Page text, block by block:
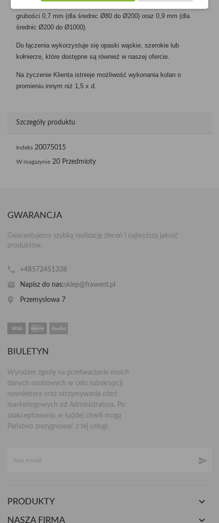
grubości 0,7 mm (dla średnic Ø80 do Ø200) oraz 0,9 mm (dla
średnic Ø200 do Ø1000).
Do łączenia wykorzystuje się opaski wąskie, szerokie lub
kołnierze, które dostępne są również w naszej ofercie.
Na życzenie Klienta istnieje możliwość wykonania kolan o
promieniu innym niż 1,5 x d.
Szczegóły produktu
Indeks 20075015
W magazynie 20 Przedmioty
GWARANCJA
Gwarantujemy szybką realizację zleceń i najwyższą jakość
produktów.
+48572451338
Napisz do nas:sklep@frawent.pl
Przemysłowa 7
BIULETYN
Wyrażam zgodę na przetwarzanie moich
danych osobowych w celu subskrypcji
newslettera oraz otrzymywania ofert
marketingowych od Administratora. Po
zaakceptowaniu w każdej chwili mogą
Państwo zrezygnować z tej usługi.

PRODUKTY 
NASZA FIRMA 